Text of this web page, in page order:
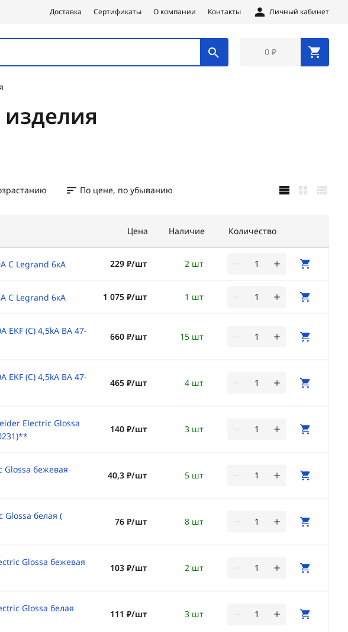
Доставка Сертификаты О компании Контакты Личный кабинет
0 ₽
По цене, по убыванию
Цена Наличие Количество
С Legrand 6кА 2 шт
229 ₽/шт
С Legrand 6кА 1 шт
1 075 ₽/шт
EKF (C) 4,5kA ВА 47-
15 шт
660 ₽/шт
EKF (C) 4,5kA ВА 47-
4 шт
465 ₽/шт
Electric Glossa
3 шт
140 ₽/шт
Glossa бежевая
5 шт
40,3 ₽/шт
Glossa белая (
8 шт
76 ₽/шт
Glossa бежевая
2 шт
103 ₽/шт
Glossa белая
3 шт
111 ₽/шт